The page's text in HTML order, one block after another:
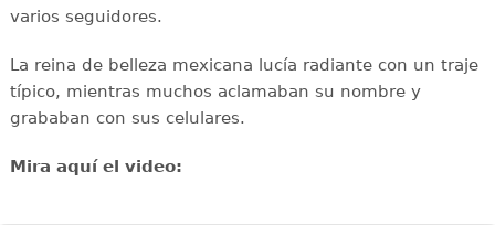
varios seguidores.
La reina de belleza mexicana lucía radiante con un traje
típico, mientras muchos aclamaban su nombre y
grababan con sus celulares.
Mira aquí el video: